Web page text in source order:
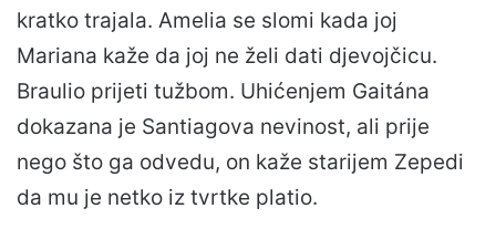
kratko trajala. Amelia se slomi kada joj
Mariana kaže da joj ne želi dati djevojčicu.
Braulio prijeti tužbom. Uhićenjem Gaitána
dokazana je Santiagova nevinost, ali prije
nego što ga odvedu, on kaže starijem Zepedi
da mu je netko iz tvrtke platio.